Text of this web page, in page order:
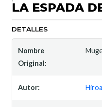
LA ESPADA
DETALLES
Nombre
Original:
Autor: